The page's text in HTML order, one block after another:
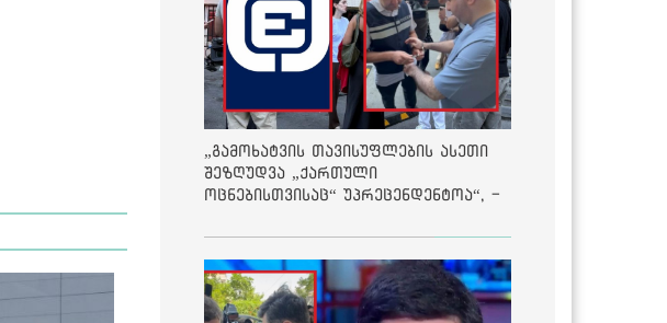
„გამოხატვის თავისუფლების ასეთი
შეზღუდვა „ქართული
ოცნებისთვისაც“ უპრეცენდენტოა“, -